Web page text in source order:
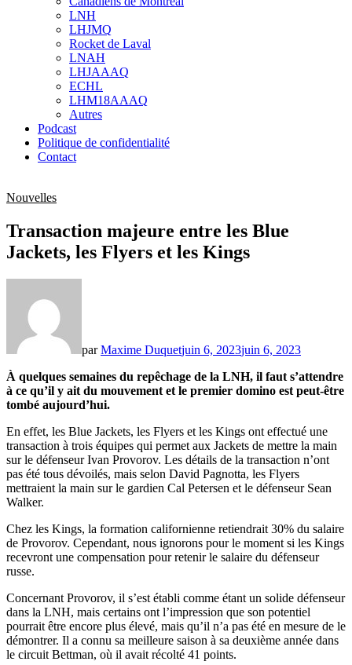
sub
menu
LNH
LHJMQ
Rocket de Laval
LNAH
LHJAAAQ
ECHL
LHM18AAAQ
Autres
Podcast
Politique de confidentialité
Contact
Nouvelles
Transaction majeure entre les Blue
Jackets, les Flyers et les Kings
parMaxime Duquetjuin 6, 2023juin 6, 2023
À quelques semaines du repêchage de la LNH, il faut s’attendre
à ce qu’il y ait du mouvement et le premier domino est peut-être
tombé aujourd’hui.
En effet, les Blue Jackets, les Flyers et les Kings ont effectué une
transaction à trois équipes qui permet aux Jackets de mettre la main
sur le défenseur Ivan Provorov. Les détails de la transaction n’ont
pas été tous dévoilés, mais selon David Pagnotta, les Flyers
mettraient la main sur le gardien Cal Petersen et le défenseur Sean
Walker.
Chez les Kings, la formation californienne retiendrait 30% du salaire
de Provorov. Cependant, nous ignorons pour le moment si les Kings
recevront une compensation pour retenir le salaire du défenseur
russe.
Concernant Provorov, il s’est établi comme étant un solide défenseur
dans la LNH, mais certains ont l’impression que son potentiel
pourrait être encore plus élevé, mais qu’il n’a pas été en mesure de le
démontrer. Il a connu sa meilleure saison à sa deuxième année dans
le circuit Bettman, où il avait récolté 41 points.